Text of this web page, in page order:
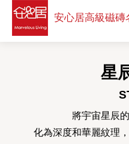
安心居高級磁磚
星
將宇宙星辰
化為深度和華麗紋理